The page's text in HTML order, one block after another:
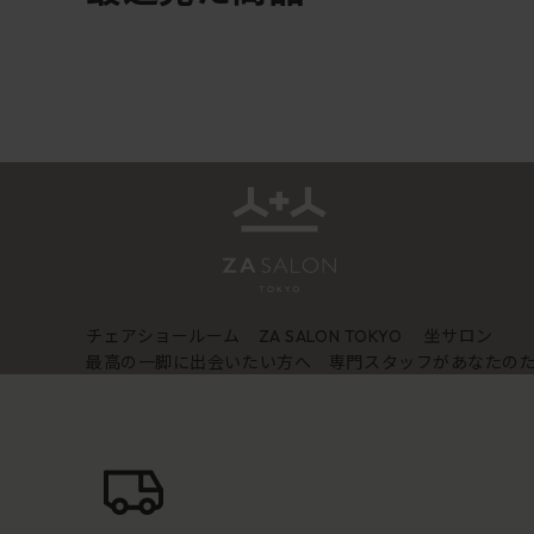
チェアショールーム ZA SALON TOKYO
坐サロン
最高の一脚に出会いたい方へ 専門スタッフがあなたの